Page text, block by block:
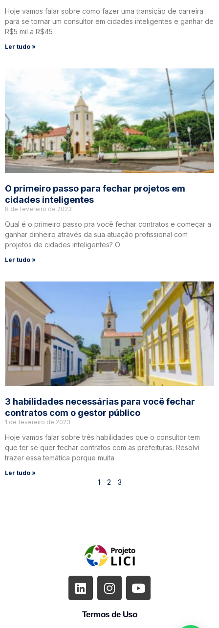
Hoje vamos falar sobre como fazer uma transição de carreira
para se tornar um consultor em cidades inteligentes e ganhar de
R$5 mil a R$45
Ler tudo »
O primeiro passo para fechar projetos em
cidades inteligentes
8 de fevereiro de 2023
Qual é o primeiro passo pra você fechar contratos e começar a
ganhar dinheiro através da sua atuação profissional com
projetos de cidades inteligentes? O
Ler tudo »
3 habilidades necessárias para você fechar
contratos com o gestor público
1 de fevereiro de 2023
Hoje vamos falar sobre três habilidades que o consultor tem
que ter se quer fechar contratos com as prefeituras. Resolvi
trazer essa temática porque muita
Ler tudo »
1 2 3
Termos de Uso